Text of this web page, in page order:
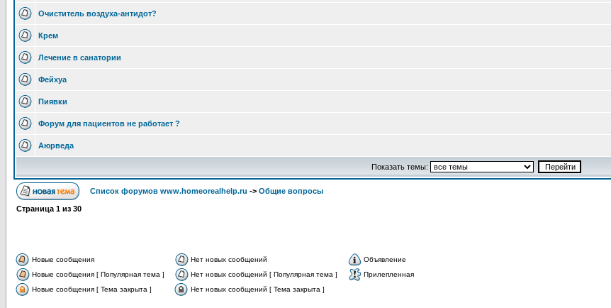
Очиститель воздуха-антидот?
Крем
Лечение в санатории
Фейхуа
Пиявки
Форум для пациентов не работает ?
Аюрведа
Показать темы:
Список форумов www.homeorealhelp.ru -> Общие вопросы
Страница 1 из 30
Новые сообщения Нет новых сообщений
Объявление
Новые сообщения [ Популярная тема ]
Нет новых сообщений [ Популярная тема ]
Прилепленная
Новые сообщения [ Тема закрыта ]
Нет новых сообщений [ Тема закрыта ]